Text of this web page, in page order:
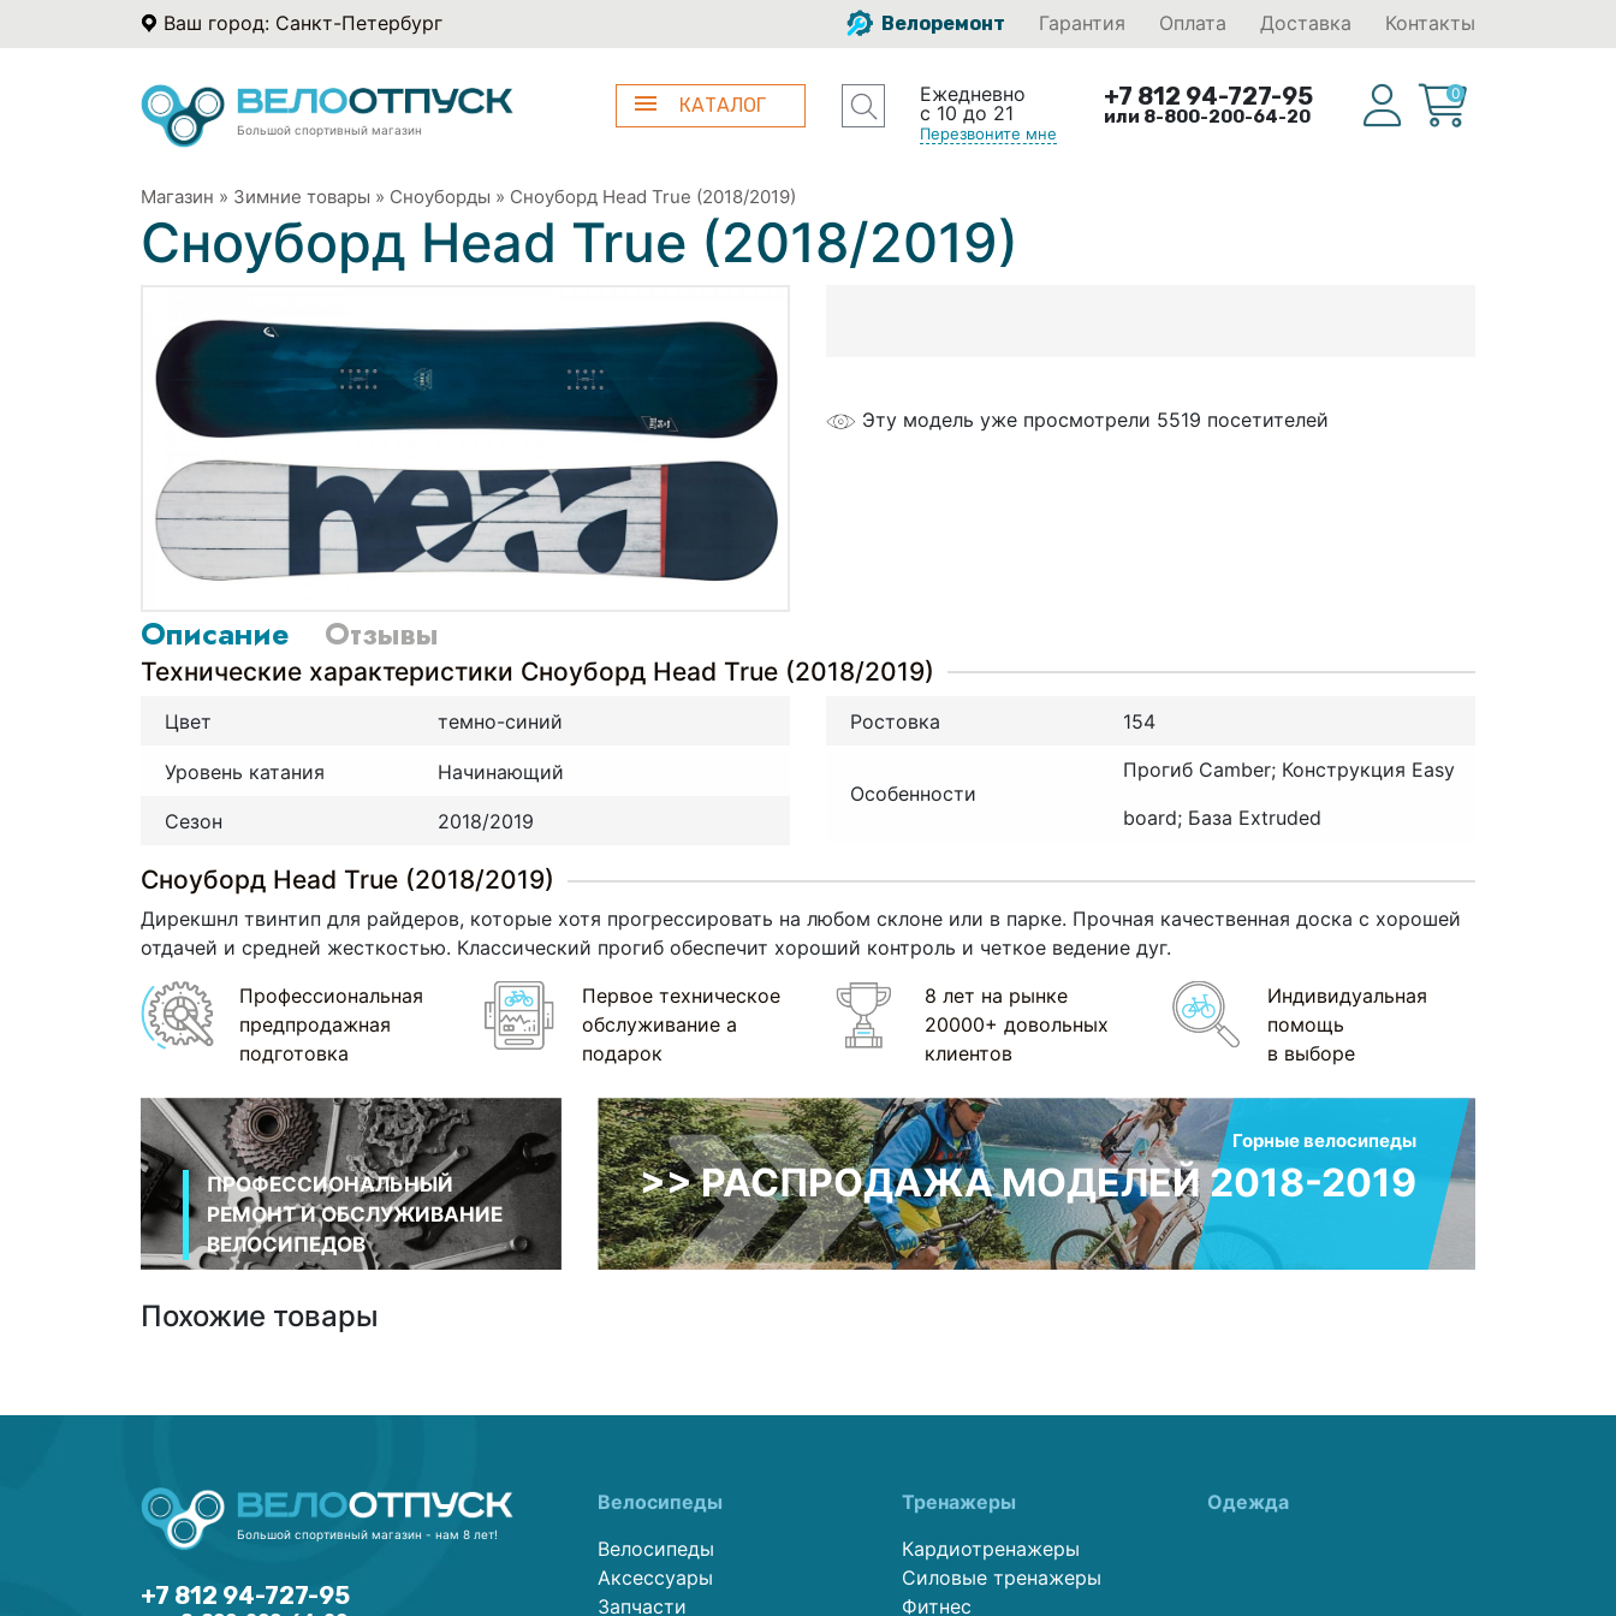
Ваш город: Санкт-Петербург Велоремонт Гарантия Оплата Доставка Контакты
Большой спортивный магазин
КАТАЛОГ
Ежедневно
с 10 до 21
Перезвоните мне
+7 812 94-727-95
или 8-800-200-64-20
0
Магазин » Зимние товары » Сноуборды » Сноуборд Head True (2018/2019)
Сноуборд Head True (2018/2019)
Эту модель уже просмотрели 5519 посетителей
Описание Отзывы
Технические характеристики Сноуборд Head True (2018/2019)
Цвет темно-синий
Уровень катания Начинающий
Сезон 2018/2019
Ростовка 154
Особенности
Прогиб Camber; Конструкция Easy
board; База Extruded
Сноуборд Head True (2018/2019)
Дирекшнл твинтип для райдеров, которые хотя прогрессировать на любом склоне или в парке. Прочная качественная доска с хорошей
отдачей и средней жесткостью. Классический прогиб обеспечит хороший контроль и четкое ведение дуг.
Профессиональная
предпродажная
подготовка
Первое техническое
обслуживание а
подарок
8 лет на рынке
20000+ довольных
клиентов
Индивидуальная
помощь
в выборе
ПРОФЕССИОНАЛЬНЫЙ
РЕМОНТ И ОБСЛУЖИВАНИЕ
ВЕЛОСИПЕДОВ
Горные велосипеды
>> РАСПРОДАЖА МОДЕЛЕЙ 2018-2019
Похожие товары
Большой спортивный магазин - нам 8 лет!
+7 812 94-727-95
Велосипеды
Велосипеды
Аксессуары
Запчасти
Тренажеры
Кардиотренажеры
Силовые тренажеры
Фитнес
Одежда